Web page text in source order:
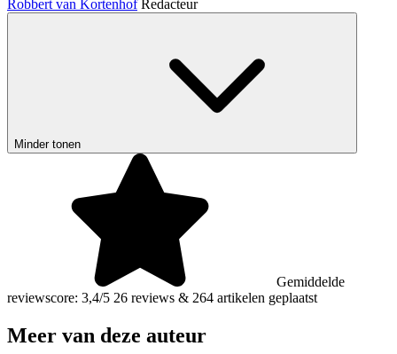
Robbert van Kortenhof Redacteur
Minder tonen
Gemiddelde
reviewscore: 3,4/5 26 reviews & 264 artikelen geplaatst
Meer van deze auteur